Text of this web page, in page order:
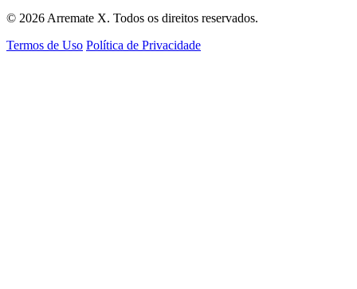
© 2026 Arremate X. Todos os direitos reservados.
Termos de Uso Política de Privacidade